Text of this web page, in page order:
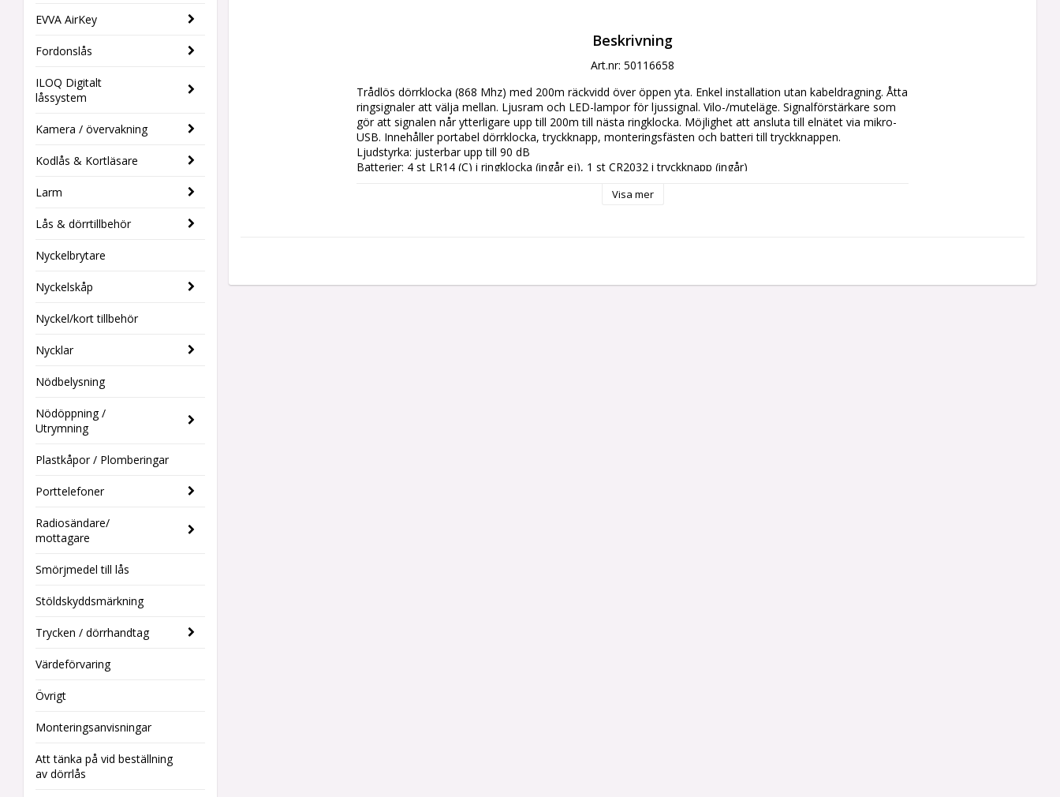
EVVA AirKey
Fordonslås
ILOQ Digitalt
låssystem
Kamera / övervakning
Kodlås & Kortläsare
Larm
Lås & dörrtillbehör
Nyckelbrytare
Nyckelskåp
Nyckel/kort tillbehör
Nycklar
Nödbelysning
Nödöppning /
Utrymning
Plastkåpor / Plomberingar
Porttelefoner
Radiosändare/
mottagare
Smörjmedel till lås
Stöldskyddsmärkning
Trycken / dörrhandtag
Värdeförvaring
Övrigt
Monteringsanvisningar
Att tänka på vid beställning
av dörrlås
Beskrivning
Art.nr: 50116658
Trådlös dörrklocka (868 Mhz) med 200m räckvidd över öppen yta. Enkel installation utan kabeldragning. Åtta
ringsignaler att välja mellan. Ljusram och LED-lampor för ljussignal. Vilo-/muteläge. Signalförstärkare som
gör att signalen når ytterligare upp till 200m till nästa ringklocka. Möjlighet att ansluta till elnätet via mikro-
USB. Innehåller portabel dörrklocka, tryckknapp, monteringsfästen och batteri till tryckknappen.
Ljudstyrka: justerbar upp till 90 dB
Batterier: 4 st LR14 (C) i ringklocka (ingår ej), 1 st CR2032 i tryckknapp (ingår)
Visa mer